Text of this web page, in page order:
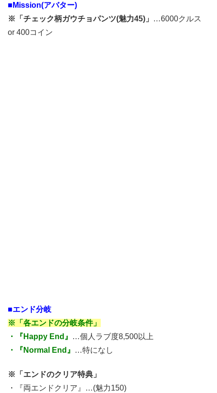
■Mission(アバター)
※「チェック柄ガウチョパンツ(魅力45)」
…6000クルス
or 400コイン
■エンド分岐
※「各エンドの分岐条件」
・『Happy End』
…個人ラブ度8,500以上
・『Normal End』
…特になし
※「エンドのクリア特典」
・『両エンドクリア』…(魅力150)